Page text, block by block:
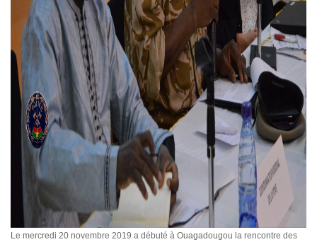
Le mercredi 20 novembre 2019 a débuté à Ouagadougou la rencontre des